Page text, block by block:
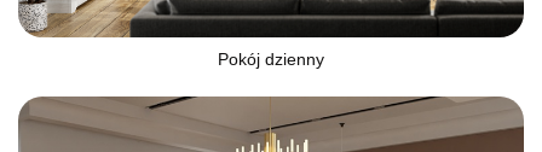
Pokój dzienny